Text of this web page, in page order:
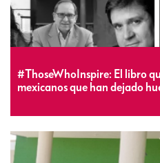
#ThoseWhoInspire: El libro
mexicanos que han dejado